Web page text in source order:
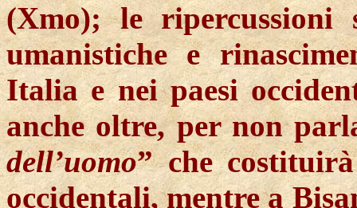
(Xmo); le ripercussioni
umanistiche e
Italia e nei paesi
anche oltre, per non
dell’uomo” che
occidentali, mentre a